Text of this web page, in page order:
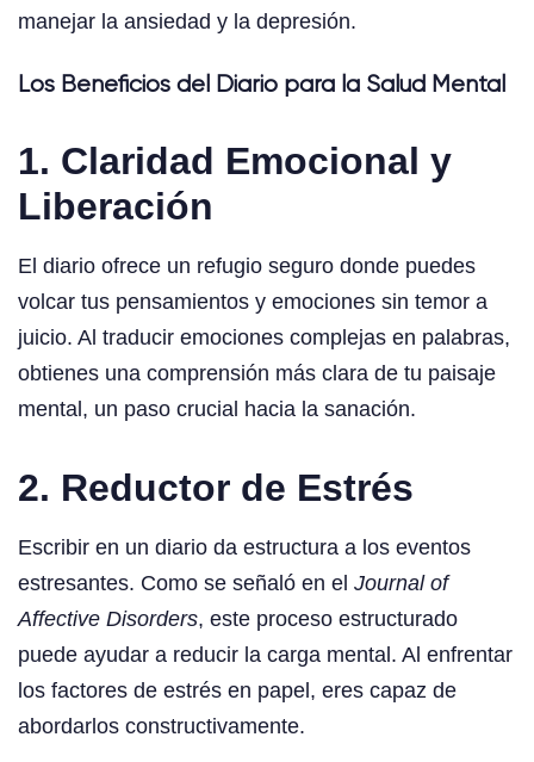
manejar la ansiedad y la depresión.
Los Beneficios del Diario para la Salud Mental
1. Claridad Emocional y
Liberación
El diario ofrece un refugio seguro donde puedes
volcar tus pensamientos y emociones sin temor a
juicio. Al traducir emociones complejas en palabras,
obtienes una comprensión más clara de tu paisaje
mental, un paso crucial hacia la sanación.
2. Reductor de Estrés
Escribir en un diario da estructura a los eventos
estresantes. Como se señaló en el Journal of
Affective Disorders, este proceso estructurado
puede ayudar a reducir la carga mental. Al enfrentar
los factores de estrés en papel, eres capaz de
abordarlos constructivamente.